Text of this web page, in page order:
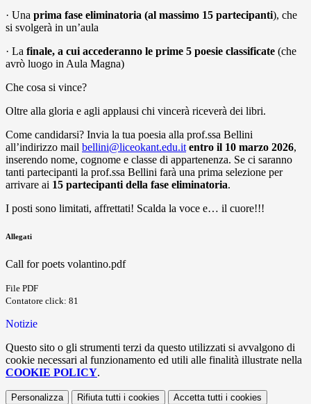
· Una prima fase eliminatoria (al massimo 15 partecipanti), che
si svolgerà in un’aula
· La finale, a cui accederanno le prime 5 poesie classificate (che
avrò luogo in Aula Magna)
Che cosa si vince?
Oltre alla gloria e agli applausi chi vincerà riceverà dei libri.
Come candidarsi? Invia la tua poesia alla prof.ssa Bellini
all’indirizzo mail bellini@liceokant.edu.it entro il 10 marzo 2026,
inserendo nome, cognome e classe di appartenenza. Se ci saranno
tanti partecipanti la prof.ssa Bellini farà una prima selezione per
arrivare ai 15 partecipanti della fase eliminatoria.
I posti sono limitati, affrettati! Scalda la voce e… il cuore!!!
Allegati
Call for poets volantino.pdf
File PDF
Contatore click: 81
Notizie
Questo sito o gli strumenti terzi da questo utilizzati si avvalgono di
cookie necessari al funzionamento ed utili alle finalità illustrate nella
COOKIE POLICY.
Personalizza Rifiuta tutti i cookies Accetta tutti i cookies